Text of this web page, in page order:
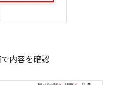
内容を確認